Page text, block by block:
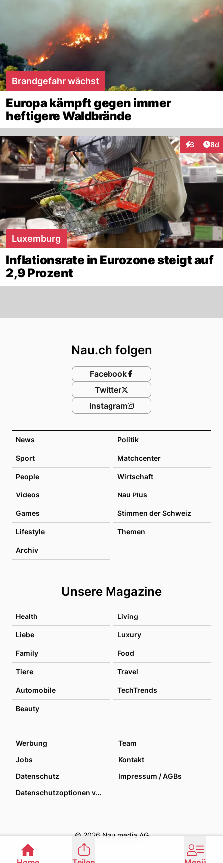
Brandgefahr wächst
Europa kämpft gegen immer
heftigere Waldbrände
3 8d
Luxemburg
Inflationsrate in Eurozone steigt auf
2,9 Prozent
News Politik
Sport Matchcenter
People Wirtschaft
Videos Nau Plus
Games Stimmen der Schweiz
Lifestyle Themen
Archiv
Unsere Magazine
Health Living
Liebe Luxury
Family Food
Tiere Travel
Automobile TechTrends
Beauty
Nau.ch folgen
Facebook
Twitter
Instagram
Werbung
Team
Jobs
Kontakt
Datenschutz
Impressum / AGBs
Datenschutzoptionen verwalten
© 2026 Nau media AG